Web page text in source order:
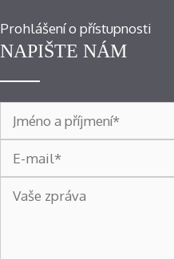
Prohlášení o přístupnosti
NAPIŠTE NÁM